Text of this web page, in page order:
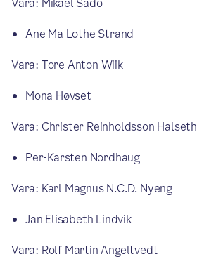
Ane Ma Lothe Strand
Vara: Tore Anton Wiik
Mona Høvset
Vara: Christer Reinholdsson Halseth
Per-Karsten Nordhaug
Vara: Karl Magnus N.C.D. Nyeng
Jan Elisabeth Lindvik
Vara: Rolf Martin Angeltvedt